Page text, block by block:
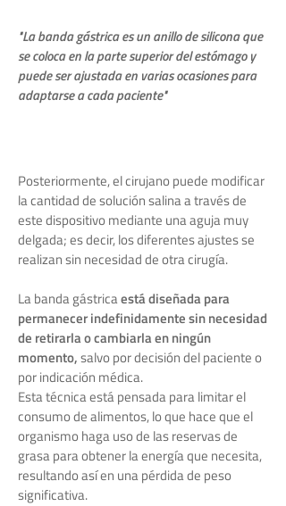
Posteriormente, el cirujano puede modificar
la cantidad de solución salina a través de
este dispositivo mediante una aguja muy
delgada; es decir, los diferentes ajustes se
realizan sin necesidad de otra cirugía.
La banda gástricaestá diseñada para
permanecer indefinidamente sin necesidad
de retirarla o cambiarla en ningún
momento,salvo por decisión del paciente o
por indicación médica.
Esta técnica está pensada para limitar el
consumo de alimentos, lo que hace que el
organismo haga uso de las reservas de
grasa para obtener la energía que necesita,
resultando así en una pérdida de peso
significativa.
"La banda gástrica es un anillo de silicona que
se coloca en la parte superior del estómago y
puede ser ajustada en varias ocasiones para
adaptarse a cada paciente"